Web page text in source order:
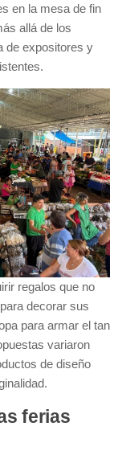
en la mesa de fin
allá de los
de expositores y
regalos que no
decorar sus
para armar el tan
variaron
de diseño
ferias